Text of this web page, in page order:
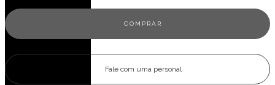
Fale com uma personal